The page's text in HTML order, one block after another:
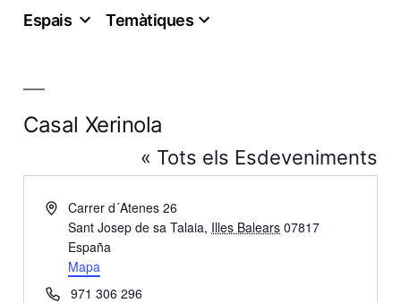
Espais Temàtiques
Casal Xerinola
« Tots els Esdeveniments
AddressCarrer d´Atenes 26
Sant Josep de sa Talaia, Illes Balears 07817
España
Mapa
Phone971 306 296